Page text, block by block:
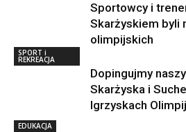
Sportowcy i
Skarżyskiem byli
olimpijskich
SPORT i
REKREACJA
Dopingujmy
Skarżyska i
Igrzyskach
EDUKACJA